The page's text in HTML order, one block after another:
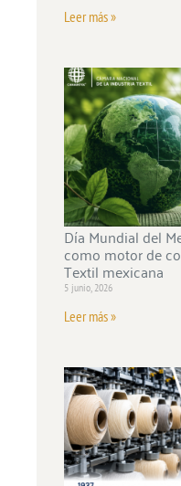
Leer más »
Día Mundial del
como motor de
Textil mexicana
5 junio, 2026
Leer más »